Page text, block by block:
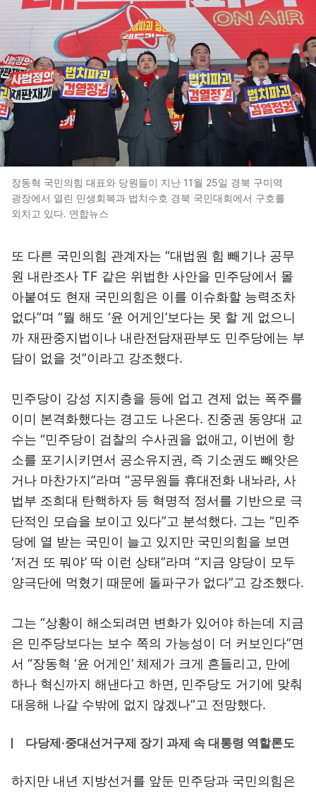
장동혁 국민의힘 대표와 당원들이 지난 11월 25일 경북 구미역
광장에서 열린 민생회복과 법치수호 경북 국민대회에서 구호를
외치고 있다. 연합뉴스
또 다른 국민의힘 관계자는 “대법원 힘 빼기나 공무
원 내란조사 TF 같은 위법한 사안을 민주당에서 몰
아붙여도 현재 국민의힘은 이를 이슈화할 능력조차
없다”며 “뭘 해도 ‘윤 어게인’보다는 못 할 게 없으니
까 재판중지법이나 내란전담재판부도 민주당에는 부
담이 없을 것”이라고 강조했다.
민주당이 강성 지지층을 등에 업고 견제 없는 폭주를
이미 본격화했다는 경고도 나온다. 진중권 동양대 교
수는 “민주당이 검찰의 수사권을 없애고, 이번에 항
소를 포기시키면서 공소유지권, 즉 기소권도 빼앗은
거나 마찬가지”라며 “공무원들 휴대전화 내놔라, 사
법부 조희대 탄핵하자 등 혁명적 정서를 기반으로 극
단적인 모습을 보이고 있다”고 분석했다. 그는 “민주
당에 열 받는 국민이 늘고 있지만 국민의힘을 보면
‘저건 또 뭐야’ 딱 이런 상태”라며 “지금 양당이 모두
양극단에 먹혔기 때문에 돌파구가 없다”고 강조했다.
그는 “상황이 해소되려면 변화가 있어야 하는데 지금
은 민주당보다는 보수 쪽의 가능성이 더 커보인다”면
서 “장동혁 ‘윤 어게인’ 체제가 크게 흔들리고, 만에
하나 혁신까지 해낸다고 하면, 민주당도 거기에 맞춰
대응해 나갈 수밖에 없지 않겠나”고 전망했다.
다당제·중대선거구제 장기 과제 속 대통령 역할론도
하지만 내년 지방선거를 앞둔 민주당과 국민의힘은